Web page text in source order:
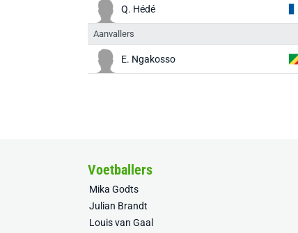
Q. Hédé
Aanvallers
E. Ngakosso
Voetballers
Mika Godts
Julian Brandt
Louis van Gaal